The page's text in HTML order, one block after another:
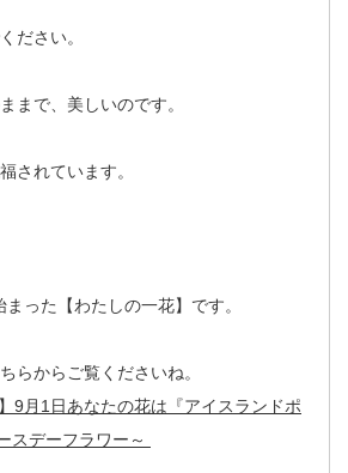
ださい。
まで、美しいのです。
されています。
った【わたしの一花】です。
らからご覧くださいね。
9月1日あなたの花は『アイスランドポ
スデーフラワー～